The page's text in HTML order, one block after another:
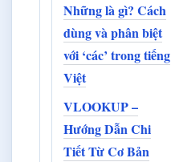
Những là gì? Cách
dùng và phân biệt
với ‘các’ trong tiếng
Việt
VLOOKUP –
Hướng Dẫn Chi
Tiết Từ Cơ Bản